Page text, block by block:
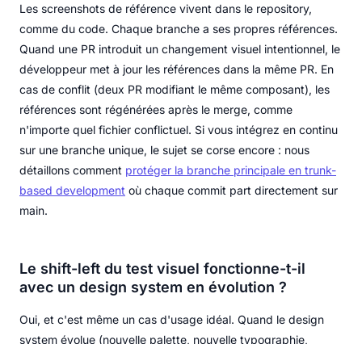
Les screenshots de référence vivent dans le repository,
comme du code. Chaque branche a ses propres références.
Quand une PR introduit un changement visuel intentionnel, le
développeur met à jour les références dans la même PR. En
cas de conflit (deux PR modifiant le même composant), les
références sont régénérées après le merge, comme
n'importe quel fichier conflictuel. Si vous intégrez en continu
sur une branche unique, le sujet se corse encore : nous
détaillons comment protéger la branche principale en trunk-
based development où chaque commit part directement sur
main.
Le shift-left du test visuel fonctionne-t-il
avec un design system en évolution ?
Oui, et c'est même un cas d'usage idéal. Quand le design
system évolue (nouvelle palette, nouvelle typographie,